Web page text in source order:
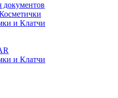
и Клатчи
и Клатчи